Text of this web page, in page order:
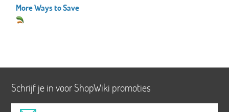
More Ways to Save
Schrijf je in voor ShopWiki promoties